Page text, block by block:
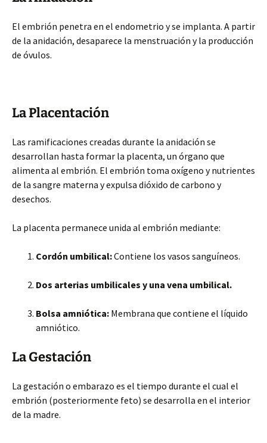
El embrión penetra en el endometrio y se implanta. A partir
de la anidación, desaparece la menstruación y la producción
de óvulos.
La Placentación
Las ramificaciones creadas durante la anidación se
desarrollan hasta formar la placenta, un órgano que
alimenta al embrión. El embrión toma oxígeno y nutrientes
de la sangre materna y expulsa dióxido de carbono y
desechos.
La placenta permanece unida al embrión mediante:
Cordón umbilical:Contiene los vasos sanguíneos.
Dos arterias umbilicales y una vena umbilical.
Bolsa amniótica: Membrana que contiene el líquido
amniótico.
La Gestación
La gestación o embarazo es el tiempo durante el cual el
embrión (posteriormente feto) se desarrolla en el interior
de la madre.